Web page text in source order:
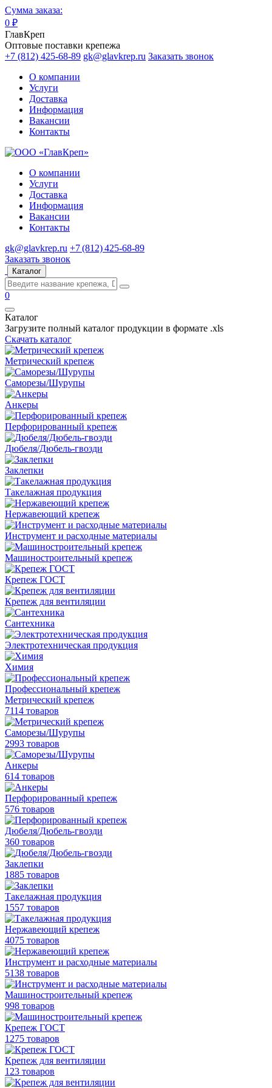
Сумма заказа:
0 ₽
ГлавКреп
Оптовые поставки крепежа
+7 (812) 425-68-89 gk@glavkrep.ru Заказать звонок
О компании
Услуги
Доставка
Информация
Вакансии
Контакты
О компании
Услуги
Доставка
Информация
Вакансии
Контакты
gk@glavkrep.ru +7 (812) 425-68-89
Заказать звонок
Каталог
0
Каталог
Загрузите полный каталог продукции в формате .xls
Скачать каталог
Метрический крепеж
Саморезы/Шурупы
Анкеры
Перфорированный крепеж
Дюбеля/Дюбель-гвозди
Заклепки
Такелажная продукция
Нержавеющий крепеж
Инструмент и расходные материалы
Машиностроительный крепеж
Крепеж ГОСТ
Крепеж для вентиляции
Сантехника
Электротехническая продукция
Химия
Профессиональный крепеж
Метрический крепеж
7114 товаров
Саморезы/Шурупы
2993 товаров
Анкеры
614 товаров
Перфорированный крепеж
576 товаров
Дюбеля/Дюбель-гвозди
360 товаров
Заклепки
1885 товаров
Такелажная продукция
1557 товаров
Нержавеющий крепеж
4075 товаров
Инструмент и расходные материалы
5138 товаров
Машиностроительный крепеж
998 товаров
Крепеж ГОСТ
1275 товаров
Крепеж для вентиляции
123 товаров